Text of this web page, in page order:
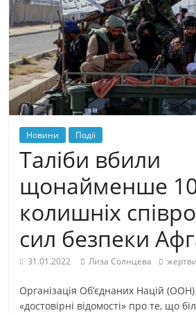
Новини Події
Таліби вбили
щонайменше
колишніх
сил безпеки
31.01.2022 Лиза Солнцева жертви
Організація Об’єднаних Націй
«достовірні відомості» про те, що